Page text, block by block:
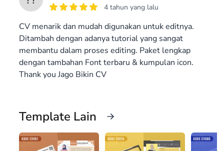
4 tahun yang lalu
CV menarik dan mudah digunakan untuk editnya.
Ditambah dengan adanya tutorial yang sangat
membantu dalam proses editing. Paket lengkap
dengan tambahan Font terbaru & kumpulan icon.
Thank you Jago Bikin CV
Template Lain